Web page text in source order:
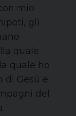
mio
gli
quale
quale ho
di Gesù e
del